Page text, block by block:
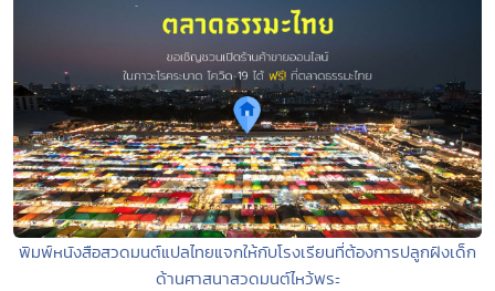
พิมพ์หนังสือสวดมนต์แปลไทยแจกให้กับโรงเรียนที่ต้องการปลูกฝังเด็ก
ด้านศาสนาสวดมนต์ไหว้พระ